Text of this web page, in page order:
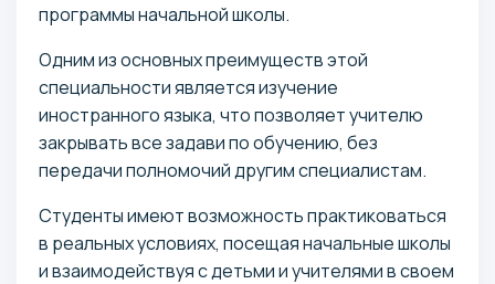
программы начальной школы.
Одним из основных преимуществ этой
специальности является изучение
иностранного языка, что позволяет учителю
закрывать все задави по обучению, без
передачи полномочий другим специалистам.
Студенты имеют возможность практиковаться
в реальных условиях, посещая начальные школы
и взаимодействуя с детьми и учителями в своем